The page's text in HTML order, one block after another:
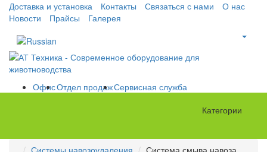
Доставка и установка Контакты Связаться с нами
О нас
Новости
Прайсы Галерея
ОфисОтдел продажСервисная служба
Категории